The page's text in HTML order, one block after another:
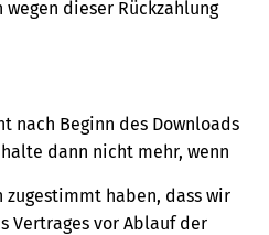
dieser Rückzahlung
nach Beginn des Downloads
dann nicht mehr, wenn
zugestimmt haben, dass wir
Vertrages vor Ablauf der